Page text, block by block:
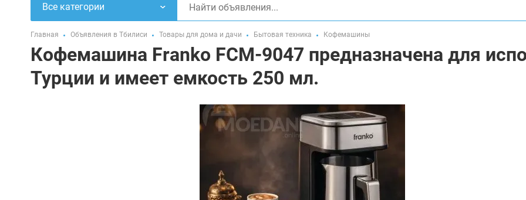
Все категории
Главная Объявления в Тбилиси Товары для дома и дачи Бытовая техника Кофемашины
Кофемашина Franko FCM-9047 предназначена для
Турции и имеет емкость 250 мл.